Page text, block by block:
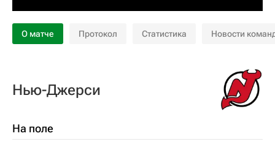
О матче Протокол Статистика Новости
Нью-Джерси
На поле